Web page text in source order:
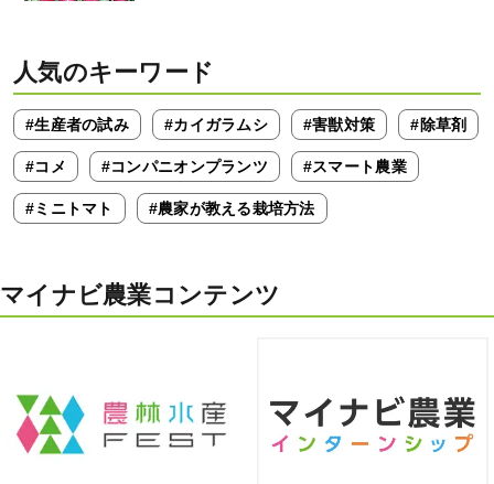
人気のキーワード
#生産者の試み #カイガラムシ #害獣対策 #除草剤
#コメ #コンパニオンプランツ #スマート農業
#ミニトマト #農家が教える栽培方法
マイナビ農業コンテンツ